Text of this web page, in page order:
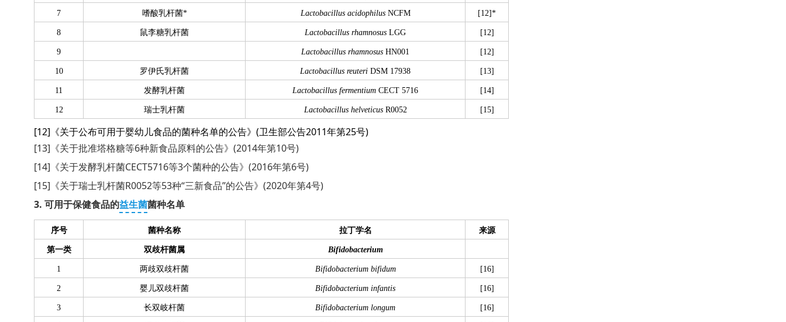
7 嗜酸乳杆菌* Lactobacillus acidophilusNCFM [12]*
8 鼠李糖乳杆菌 Lactobacillus rhamnosus LGG [12]
9 Lactobacillus rhamnosus HN001 [12]
10 罗伊氏乳杆菌 Lactobacillus reuteri DSM 17938 [13]
11 发酵乳杆菌 Lactobacillus fermentium CECT 5716 [14]
12 瑞士乳杆菌 Lactobacillus helveticus R0052 [15]
[12]《关于公布可用于婴幼儿食品的菌种名单的公告》(卫生部公告2011年第25号)
[13]《关于批准塔格糖等6种新食品原料的公告》(2014年第10号)
[14]《关于发酵乳杆菌CECT5716等3个菌种的公告》(2016年第6号)
[15]《关于瑞士乳杆菌R0052等53种“三新食品”的公告》(2020年第4号)
3. 可用于保健食品的益生菌菌种名单
序号 菌种名称 拉丁学名 来源
第一类 双歧杆菌属 Bifidobacterium
1 两歧双歧杆菌 Bifidobacterium bifidum [16]
2 婴儿双歧杆菌 Bifidobacterium infantis [16]
3 长双岐杆菌 Bifidobacterium longum [16]